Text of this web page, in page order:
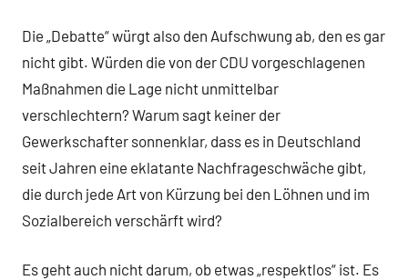
Die „Debatte“ würgt also den Aufschwung ab, den es gar
nicht gibt. Würden die von der CDU vorgeschlagenen
Maßnahmen die Lage nicht unmittelbar
verschlechtern? Warum sagt keiner der
Gewerkschafter sonnenklar, dass es in Deutschland
seit Jahren eine eklatante Nachfrageschwäche gibt,
die durch jede Art von Kürzung bei den Löhnen und im
Sozialbereich verschärft wird?
Es geht auch nicht darum, ob etwas „respektlos“ ist. Es